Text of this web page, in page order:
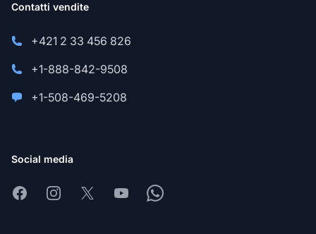
Contatti vendite
+421 2 33 456 826
+1-888-842-9508
+1-508-469-5208
Social media
FacebookInstagram
X YoutubeWhatsapp